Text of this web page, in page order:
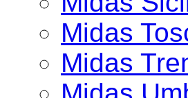
Midas
Midas